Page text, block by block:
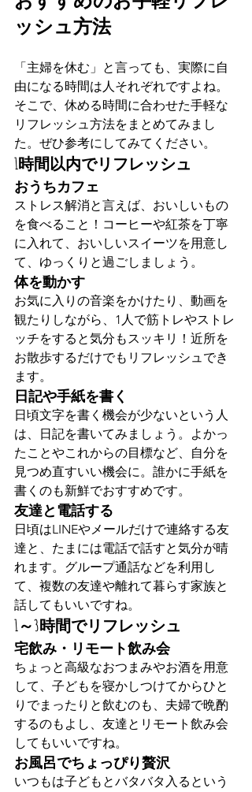
ッシュ方法
「主婦を休む」と言っても、実際に自
由になる時間は人それぞれですよね。
そこで、休める時間に合わせた手軽な
リフレッシュ方法をまとめてみまし
た。ぜひ参考にしてみてください。
1時間以内でリフレッシュ
おうちカフェ
ストレス解消と言えば、おいしいもの
を食べること！コーヒーや紅茶を丁寧
に入れて、おいしいスイーツを用意し
て、ゆっくりと過ごしましょう。
体を動かす
お気に入りの音楽をかけたり、動画を
観たりしながら、1人で筋トレやストレ
ッチをすると気分もスッキリ！近所を
お散歩するだけでもリフレッシュでき
ます。
日記や手紙を書く
日頃文字を書く機会が少ないという人
は、日記を書いてみましょう。よかっ
たことやこれからの目標など、自分を
見つめ直すいい機会に。誰かに手紙を
書くのも新鮮でおすすめです。
友達と電話する
日頃はLINEやメールだけで連絡する友
達と、たまには電話で話すと気分が晴
れます。グループ通話などを利用し
て、複数の友達や離れて暮らす家族と
話してもいいですね。
1～3時間でリフレッシュ
宅飲み・リモート飲み会
ちょっと高級なおつまみやお酒を用意
して、子どもを寝かしつけてからひと
りでまったりと飲むのも、夫婦で晩酌
するのもよし、友達とリモート飲み会
してもいいですね。
お風呂でちょっぴり贅沢
いつもは子どもとバタバタ入るという